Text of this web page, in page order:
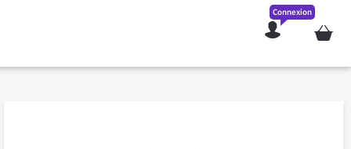
Mon
Connexion